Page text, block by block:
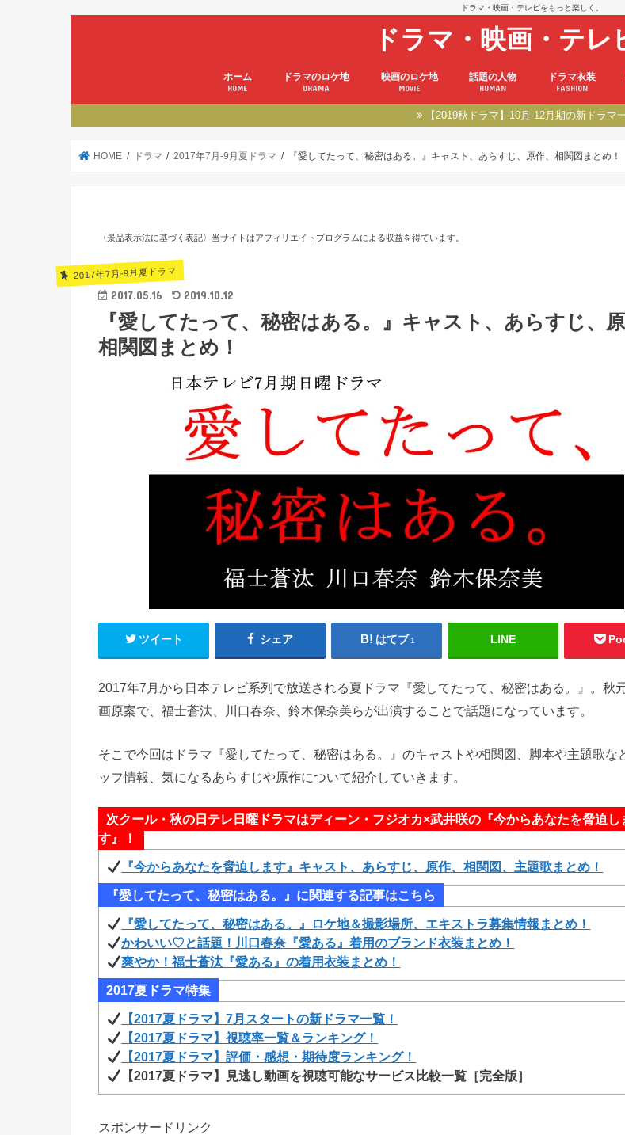
ドラマ・映画・テレビをもっと楽しく。
ドラマ・映画・テレ
ホーム
HOME
ドラマのロケ地
DRAMA
映画のロケ地
MOVIE
話題の人物
HUMAN
ドラマ衣装
FASHION
【2019秋ドラマ】10月-12月期の新ドラマ
HOME ドラマ 2017年7月-9月夏ドラマ 『愛してたって、秘密はある。』キャスト、あらすじ、原作、相関図まとめ！
〈景品表示法に基づく表記〉当サイトはアフィリエイトプログラムによる収益を得ています。
2017年7月-9月夏ドラマ
2017.05.16 2019.10.12
『愛してたって、秘密はある。』キャスト、あらすじ、原
相関図まとめ！
ツイート シェア はてブ 1 LINE
2017年7月から日本テレビ系列で放送される夏ドラマ『愛してたって、秘密はある。』。秋
画原案で、福士蒼汰、川口春奈、鈴木保奈美らが出演することで話題になっています。
そこで今回はドラマ『愛してたって、秘密はある。』のキャストや相関図、脚本や主題歌な
ッフ情報、気になるあらすじや原作について紹介していきます。
次クール・秋の日テレ日曜ドラマはディーン・フジオカ×武井咲の『今からあなたを脅迫し
す』！
『今からあなたを脅迫します』キャスト、あらすじ、原作、相関図、主題歌まとめ！
『愛してたって、秘密はある。』に関連する記事はこちら
『愛してたって、秘密はある。』ロケ地＆撮影場所、エキストラ募集情報まとめ！
かわいい♡と話題！川口春奈『愛ある』着用のブランド衣装まとめ！
爽やか！福士蒼汰『愛ある』の着用衣装まとめ！
2017夏ドラマ特集
【2017夏ドラマ】7月スタートの新ドラマ一覧！
【2017夏ドラマ】視聴率一覧＆ランキング！
【2017夏ドラマ】評価・感想・期待度ランキング！
【2017夏ドラマ】見逃し動画を視聴可能なサービス比較一覧［完全版］
スポンサードリンク